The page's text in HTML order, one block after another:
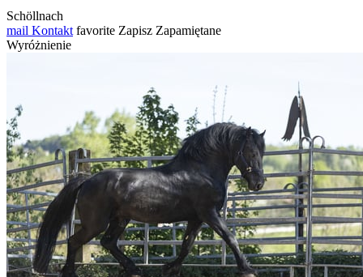
Schöllnach
mail Kontakt favorite Zapisz Zapamiętane
Wyróżnienie